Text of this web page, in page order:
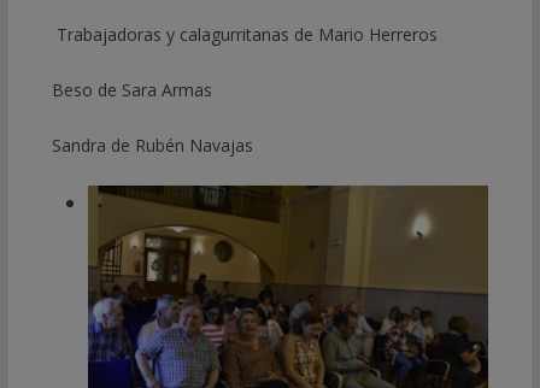
Trabajadoras y calagurritanas de Mario Herreros
Beso de Sara Armas
Sandra de Rubén Navajas